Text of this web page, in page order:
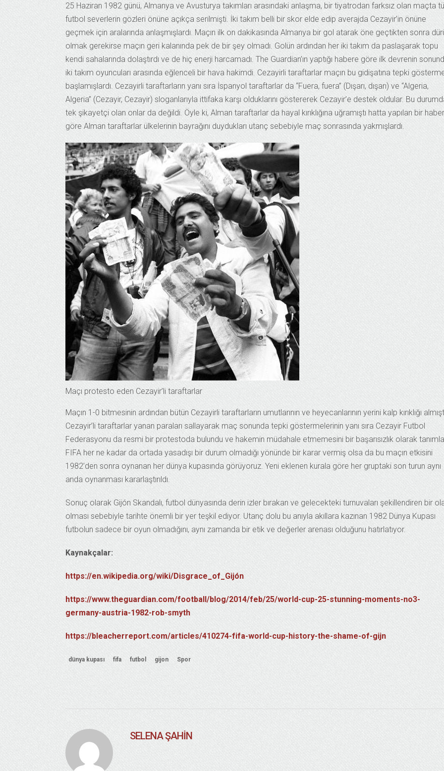
25 Haziran 1982 günü, Almanya ve Avusturya takımları arasındaki anlaşma, bir tiyatrodan farksız olan maçta
futbol severlerin gözleri önüne açıkça serilmişti. İki takım belli bir skor elde edip averajda Cezayir’in önüne
geçmek için aralarında anlaşmışlardı. Maçın ilk on dakikasında Almanya bir gol atarak öne geçtikten sonra
olmak gerekirse maçın geri kalanında pek de bir şey olmadı. Golün ardından her iki takım da paslaşarak topu
kendi sahalarında dolaştırdı ve de hiç enerji harcamadı. The Guardian’ın yaptığı habere göre ilk devrenin
iki takım oyuncuları arasında eğlenceli bir hava hakimdi. Cezayirli taraftarlar maçın bu gidişatına tepki
başlamışlardı. Cezayirli taraftarların yanı sıra İspanyol taraftarlar da “Fuera, fuera” (Dışarı, dışarı) ve “Algeria,
Algeria” (Cezayir, Cezayir) sloganlarıyla ittifaka karşı olduklarını göstererek Cezayir’e destek oldular. Bu
tek şikayetçi olan onlar da değildi. Öyle ki, Alman taraftarlar da hayal kırıklığına uğramıştı hatta yapılan bir
göre Alman taraftarlar ülkelerinin bayrağını duydukları utanç sebebiyle maç sonrasında yakmışlardı.
Maçı protesto eden Cezayir’li taraftarlar
Maçın 1-0 bitmesinin ardından bütün Cezayirli taraftarların umutlarının ve heyecanlarının yerini kalp kırıklığı
Cezayir’li taraftarlar yanan paraları sallayarak maç sonunda tepki göstermelerinin yanı sıra Cezayir Futbol
Federasyonu da resmi bir protestoda bulundu ve hakemin müdahale etmemesini bir başarısızlık olarak
FIFA her ne kadar da ortada yasadışı bir durum olmadığı yönünde bir karar vermiş olsa da bu maçın etkisini
1982’den sonra oynanan her dünya kupasında görüyoruz. Yeni eklenen kurala göre her gruptaki son turun aynı
anda oynanması kararlaştırıldı.
Sonuç olarak Gijón Skandalı, futbol dünyasında derin izler bırakan ve gelecekteki turnuvaları şekillendiren bir
olması sebebiyle tarihte önemli bir yer teşkil ediyor. Utanç dolu bu anıyla akıllara kazınan 1982 Dünya Kupası
futbolun sadece bir oyun olmadığını, aynı zamanda bir etik ve değerler arenası olduğunu hatırlatıyor.
Kaynakçalar:
https://en.wikipedia.org/wiki/Disgrace_of_Gijón
https://www.theguardian.com/football/blog/2014/feb/25/world-cup-25-stunning-moments-no3-
germany-austria-1982-rob-smyth
https://bleacherreport.com/articles/410274-fifa-world-cup-history-the-shame-of-gijn
dünya kupası fifa futbol gijon Spor
SELENA ŞAHIN